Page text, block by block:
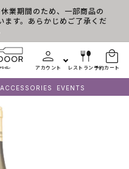
業期間のため、一部商品の
ます。あらかじめご了承くだ
アカウント レストラン予約カート
ACCESSORIES EVENTS